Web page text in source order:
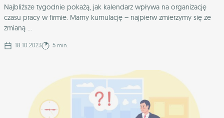
Najbliższe tygodnie pokażą, jak kalendarz wpływa na organizację
czasu pracy w firmie. Mamy kumulację – najpierw zmierzymy się ze
zmianą ...
18.10.2023 5 min.